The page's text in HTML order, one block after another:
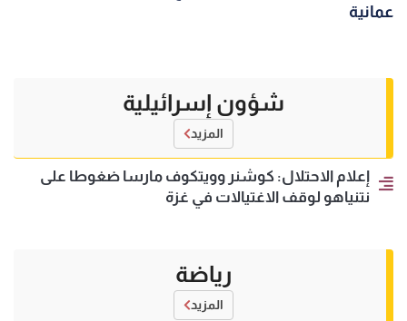
عمانية
شؤون إسرائيلية
المزيد
إعلام الاحتلال: كوشنر وويتكوف مارسا ضغوطا على
نتنياهو لوقف الاغتيالات في غزة
رياضة
المزيد